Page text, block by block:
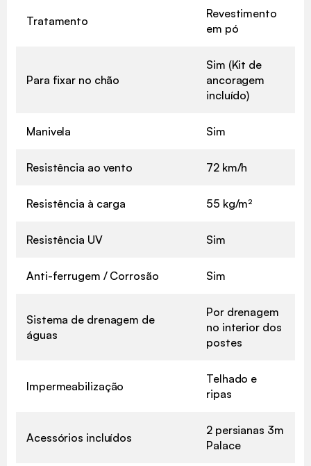
Tratamento
Revestimento
em pó
Para fixar no chão
Sim (Kit de
ancoragem
incluído)
Manivela Sim
Resistência ao vento 72 km/h
Resistência à carga 55 kg/m²
Resistência UV Sim
Anti-ferrugem / Corrosão Sim
Sistema de drenagem de
águas
Por drenagem
no interior dos
postes
Impermeabilização
Telhado e
ripas
Acessórios incluídos
2 persianas 3m
Palace